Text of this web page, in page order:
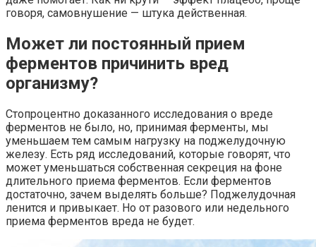
говоря, самовнушение — штука действенная.
Может ли постоянный прием
ферментов причинить вред
организму?
Стопроцентно доказанного исследования о вреде
ферментов не было, но, принимая ферменты, мы
уменьшаем тем самым нагрузку на поджелудочную
железу. Есть ряд исследований, которые говорят, что
может уменьшаться собственная секреция на фоне
длительного приема ферментов. Если ферментов
достаточно, зачем выделять больше? Поджелудочная
ленится и привыкает. Но от разового или недельного
приема ферментов вреда не будет.